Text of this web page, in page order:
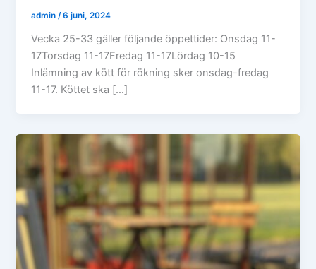
admin/6 juni, 2024
Vecka 25-33 gäller följande öppettider: Onsdag 11-
17Torsdag 11-17Fredag 11-17Lördag 10-15
Inlämning av kött för rökning sker onsdag-fredag
11-17. Köttet ska […]